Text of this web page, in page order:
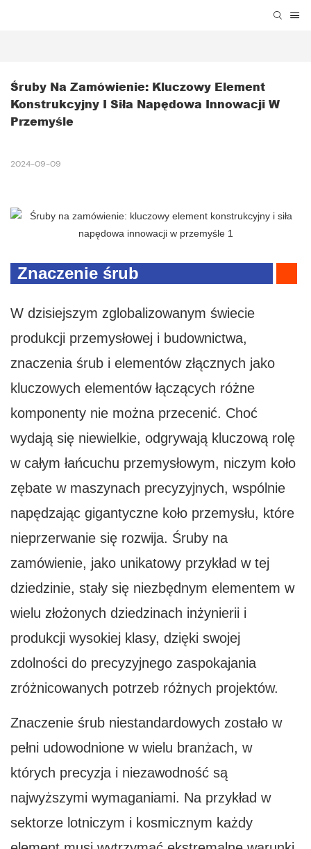
Śruby Na Zamówienie: Kluczowy Element
Konstrukcyjny I Siła Napędowa Innowacji W
Przemyśle
2024-09-09
Znaczenie śrub
przemyśle
W dzisiejszym zglobalizowanym świecie
produkcji przemysłowej i budownictwa,
znaczenia śrub i elementów złącznych jako
kluczowych elementów łączących różne
komponenty nie można przecenić. Choć
wydają się niewielkie, odgrywają kluczową rolę
w całym łańcuchu przemysłowym, niczym koło
zębate w maszynach precyzyjnych, wspólnie
napędzając gigantyczne koło przemysłu, które
nieprzerwanie się rozwija. Śruby na
zamówienie, jako unikatowy przykład w tej
dziedzinie, stały się niezbędnym elementem w
wielu złożonych dziedzinach inżynierii i
produkcji wysokiej klasy, dzięki swojej
zdolności do precyzyjnego zaspokajania
zróżnicowanych potrzeb różnych projektów.
Znaczenie śrub niestandardowych zostało w
pełni udowodnione w wielu branżach, w
których precyzja i niezawodność są
najwyższymi wymaganiami. Na przykład w
sektorze lotniczym i kosmicznym każdy